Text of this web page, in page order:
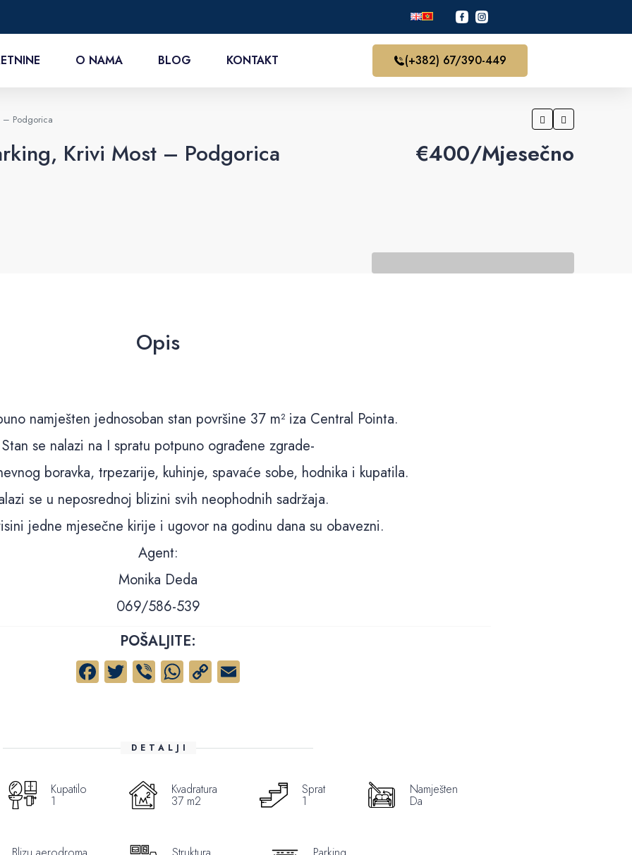
O NAMA BLOG KONTAKT (+382) 67/390-449
– Podgorica
Krivi Most – Podgorica €‎400/Mjesečno
Opis
namješten jednosoban stan površine 37 m² iza Central Pointa.
Stan se nalazi na I spratu potpuno ograđene zgrade-
boravka, trpezarije, kuhinje, spavaće sobe, hodnika i kupatila.
se u neposrednoj blizini svih neophodnih sadržaja.
jedne mjesečne kirije i ugovor na godinu dana su obavezni.
Agent:
Monika Deda
069/586-539
POŠALJITE:
Facebook
Twitter
ViberWhatsApp
Copy
Link
DETALJI
Kupatilo
1
Kvadratura
37 m2
Sprat
1
Namješten
Da